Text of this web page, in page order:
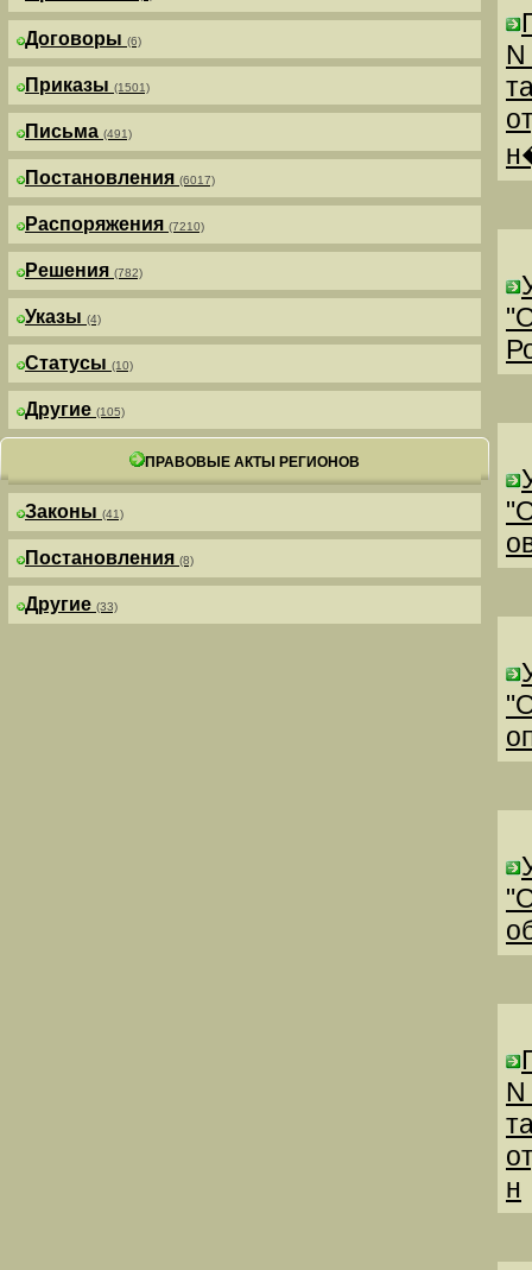
Договоры (6)
Приказы (1501)
Письма (491)
Постановления (6017)
Распоряжения (7210)
Решения (782)
Указы (4)
Статусы (10)
Другие (105)
ПРАВОВЫЕ АКТЫ РЕГИОНОВ
Законы (41)
Постановления (8)
Другие (33)
н